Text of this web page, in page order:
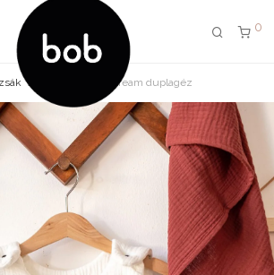
0
/ Baba hálózsák cream duplagéz